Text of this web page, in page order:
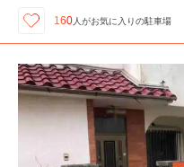
160 人がお気に入りの駐車場